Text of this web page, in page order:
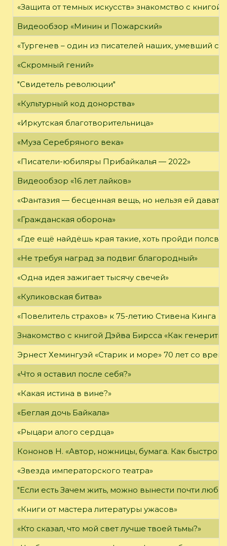
«Защита от темных искусств» знакомство с
Видеообзор «Минин и Пожарский»
«Тургенев – один из писателей наших, умевший
«Скромный гений»
"Свидетель революции"
«Культурный код донорства»
«Иркутская благотворительница»
«Муза Серебряного века»
«Писатели-юбиляры Прибайкалья — 2022»
Видеообзор «16 лет лайков»
«Фантазия — бесценная вещь, но нельзя ей давать
«Гражданская оборона»
«Где ещё найдёшь края такие, хоть пройди
«Не требуя наград за подвиг благородный»
«Одна идея зажигает тысячу свечей»
«Куликовская битва»
«Повелитель страхов» к 75-летию Стивена Кинга
Знакомство с книгой Дэйва Бирсса «Как
Эрнест Хемингуэй «Старик и море» 70 лет со
«Что я оставил после себя?»
«Какая истина в вине?»
«Беглая дочь Байкала»
«Рыцари алого сердца»
Кононов Н. «Автор, ножницы, бумага. Как быстро
«Звезда императорского театра»
"Если есть Зачем жить, можно вынести почти
«Книги от мастера литературы ужасов»
«Кто сказал, что мой свет лучше твоей тьмы?»